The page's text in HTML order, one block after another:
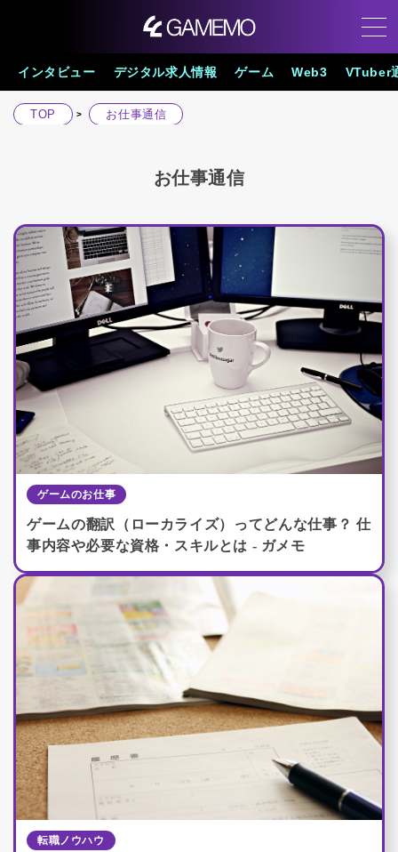
インタビュー デジタル求人情報 ゲーム Web3 VTuber
TOP お仕事通信
お仕事通信
ゲームのお仕事
ゲームの翻訳（ローカライズ）ってどんな仕事？ 仕
事内容や必要な資格・スキルとは - ガメモ
転職ノウハウ